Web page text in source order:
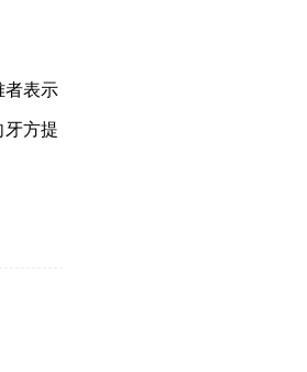
者表示
牙方提